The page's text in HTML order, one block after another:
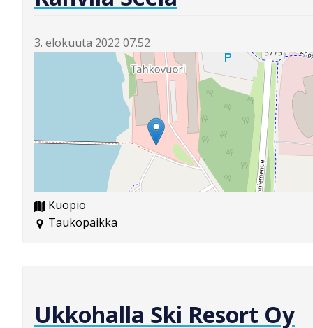
3. elokuuta 2022 07.52
Kuopio
Taukopaikka
Ukkohalla Ski Resort Oy